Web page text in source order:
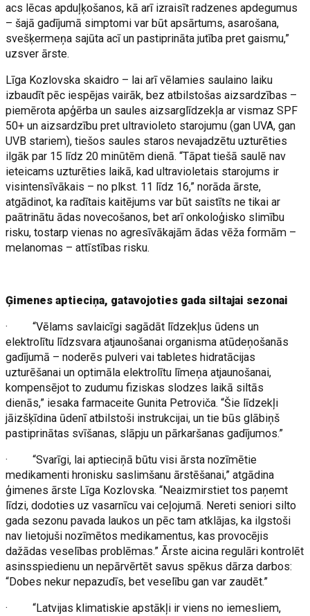
acs lēcas apduļķošanos, kā arī izraisīt radzenes apdegumus
– šajā gadījumā simptomi var būt apsārtums, asarošana,
svešķermeņa sajūta acī un pastiprināta jutība pret gaismu,”
uzsver ārste.
Līga Kozlovska skaidro – lai arī vēlamies saulaino laiku
izbaudīt pēc iespējas vairāk, bez atbilstošas aizsardzības –
piemērota apģērba un saules aizsarglīdzekļa ar vismaz SPF
50+ un aizsardzību pret ultravioleto starojumu (gan UVA, gan
UVB stariem), tiešos saules staros nevajadzētu uzturēties
ilgāk par 15 līdz 20 minūtēm dienā. “Tāpat tiešā saulē nav
ieteicams uzturēties laikā, kad ultravioletais starojums ir
visintensīvākais – no plkst. 11 līdz 16,” norāda ārste,
atgādinot, ka radītais kaitējums var būt saistīts ne tikai ar
paātrinātu ādas novecošanos, bet arī onkoloģisko slimību
risku, tostarp vienas no agresīvākajām ādas vēža formām –
melanomas – attīstības risku.
Ģimenes aptieciņa, gatavojoties gada siltajai sezonai
· “Vēlams savlaicīgi sagādāt līdzekļus ūdens un
elektrolītu līdzsvara atjaunošanai organisma atūdeņošanās
gadījumā – noderēs pulveri vai tabletes hidratācijas
uzturēšanai un optimāla elektrolītu līmeņa atjaunošanai,
kompensējot to zudumu fiziskas slodzes laikā siltās
dienās,” iesaka farmaceite Gunita Petroviča. “Šie līdzekļi
jāizšķīdina ūdenī atbilstoši instrukcijai, un tie būs glābiņš
pastiprinātas svīšanas, slāpju un pārkaršanas gadījumos.”
· “Svarīgi, lai aptieciņā būtu visi ārsta nozīmētie
medikamenti hronisku saslimšanu ārstēšanai,” atgādina
ģimenes ārste Līga Kozlovska. “Neaizmirstiet tos paņemt
līdzi, dodoties uz vasarnīcu vai ceļojumā. Nereti seniori silto
gada sezonu pavada laukos un pēc tam atklājas, ka ilgstoši
nav lietojuši nozīmētos medikamentus, kas provocējis
dažādas veselības problēmas.” Ārste aicina regulāri kontrolēt
asinsspiedienu un nepārvērtēt savus spēkus dārza darbos:
“Dobes nekur nepazudīs, bet veselību gan var zaudēt.”
· “Latvijas klimatiskie apstākļi ir viens no iemesliem,